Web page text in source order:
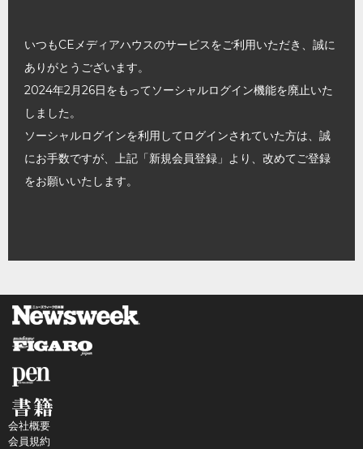
いつもCEメディアハウスのサービスをご利用いただき、誠に
ありがとうございます。
2024年2月26日をもってソーシャルログイン機能を廃止いた
しました。
ソーシャルログインを利用してログインされていた方は、誠
にお手数ですが、上記「新規会員登録」より、改めてご登録
をお願いいたします。
会社概要
会員規約